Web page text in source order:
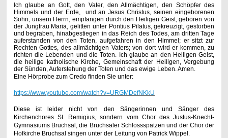
Ich glaube an Gott, den Vater, den Allmächtigen, den Schöpfer des
Himmels und der Erde, und an Jesus Christus, seinen eingeborenen
Sohn, unsern Herrn, empfangen durch den Heiligen Geist, geboren von
der Jungfrau Maria, gelitten unter Pontius Pilatus, gekreuzigt, gestorben
und begraben, hinabgestiegen in das Reich des Todes, am dritten Tage
auferstanden von den Toten, aufgefahren in den Himmel; er sitzt zur
Rechten Gottes, des allmächtigen Vaters; von dort wird er kommen, zu
richten die Lebenden und die Toten. Ich glaube an den Heiligen Geist,
die heilige katholische Kirche, Gemeinschaft der Heiligen, Vergebung
der Sünden, Auferstehung der Toten und das ewige Leben. Amen.
Eine Hörprobe zum Credo finden Sie unter:
https://www.youtube.com/watch?v=URGMDefNKkU
Diese ist leider nicht von den Sängerinnen und Sänger des
Kirchenchores St. Remigius, sondern vom Chor des Justus-Knecht-
Gymnasiums Bruchsal, die Bruchsaler Schlossspatzen und der Chor der
Hofkirche Bruchsal singen unter der Leitung von Patrick Wippel.